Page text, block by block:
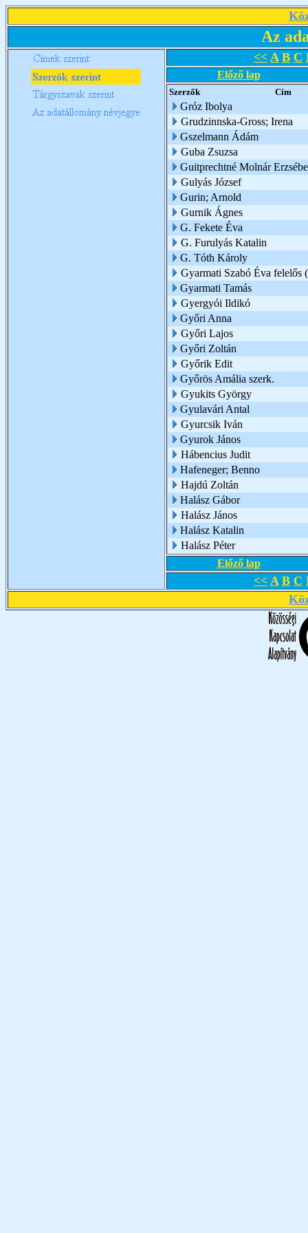
Az
<< A B C
Előző lap
Szerzők Cím
Gróz Ibolya
Grudzinnska-Gross; Irena
Gszelmann Ádám
Guba Zsuzsa
Guitprechtné Molnár
Gulyás József
Gurin; Arnold
Gurnik Ágnes
G. Fekete Éva
G. Furulyás Katalin
G. Tóth Károly
Gyarmati Szabó Éva felelős
Gyarmati Tamás
Gyergyói Ildikó
Győri Anna
Győri Lajos
Győri Zoltán
Győrik Edit
Győrös Amália szerk.
Gyukits György
Gyulavári Antal
Gyurcsik Iván
Gyurok János
Hábencius Judit
Hafeneger; Benno
Hajdú Zoltán
Halász Gábor
Halász János
Halász Katalin
Halász Péter
Előző lap
<< A B C